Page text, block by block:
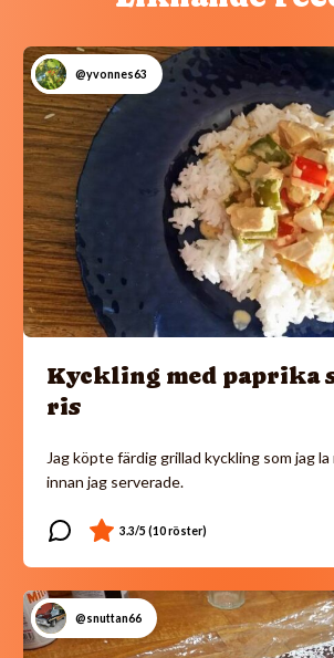
@yvonnes63
Kyckling med paprika
ris
Jag köpte färdig grillad kyckling som jag
innan jag serverade.
@snuttan66